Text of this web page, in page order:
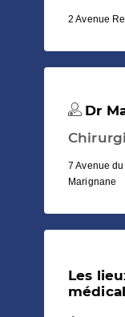
2 Avenue
Dr
7 Avenue
Marignane
Les